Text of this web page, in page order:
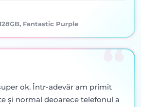
Fantastic Purple
ok. Într-adevăr am primit
şi normal deoarece telefonul a